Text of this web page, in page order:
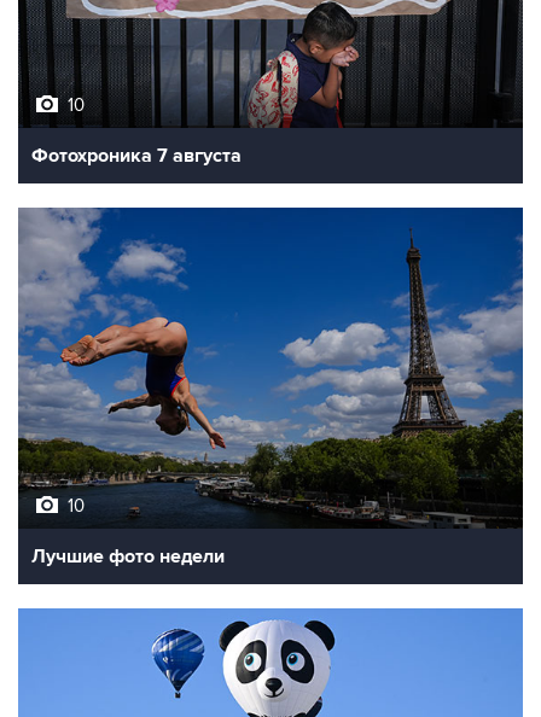
10
Фотохроника 7 августа
10
Лучшие фото недели